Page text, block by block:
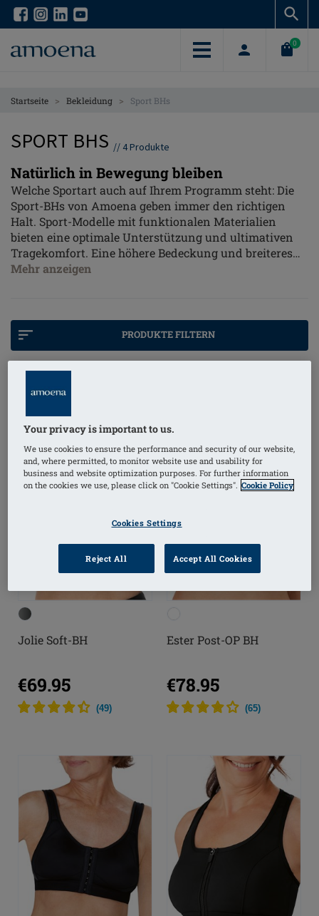
Skip
content
Skip
content
0
Startseite > Bekleidung > Sport BHs
SPORT BHS // 4Produkte
Natürlich in Bewegung bleiben
Welche Sportart auch auf Ihrem Programm steht: Die
Sport-BHs von Amoena geben immer den richtigen
Halt. Sport-Modelle mit funktionalen Materialien
bieten eine optimale Unterstützung und ultimativen
Tragekomfort. Eine höhere Bedeckung und breiteres
Unterbrustband sorgen für eine optimale
und längenverstellbare Träger entlasten Schultern
und Nacken. Natürlich verfügen alle BHs und Oberteile
über integrierte Taschen, in die Sie eine Brustprothese
Mehr anzeigen
PRODUKTE FILTERN
Jolie Soft-BH
€69.95
(49)
Ester Post-OP BH
€78.95
(65)
Your privacy is important to us.
We use cookies to ensure the performance and security of our website,
and, where permitted, to monitor website use and usability for
business and website optimization purposes. For further information
on the cookies we use, please click on "Cookie Settings". Cookie Policy
Cookies Settings
Reject All Accept All Cookies